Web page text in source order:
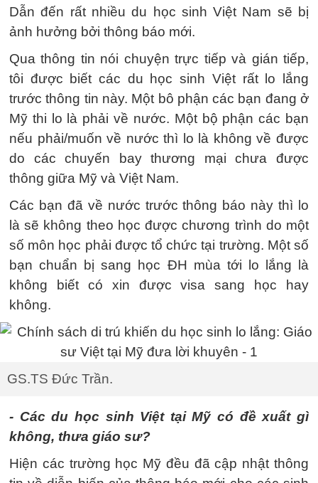
Dẫn đến rất nhiều du học sinh Việt Nam sẽ bị
ảnh hưởng bởi thông báo mới.
Qua thông tin nói chuyện trực tiếp và gián tiếp,
tôi được biết các du học sinh Việt rất lo lắng
trước thông tin này. Một bô phận các bạn đang ở
Mỹ thi lo là phải về nước. Một bộ phận các bạn
nếu phải/muốn về nước thì lo là không về được
do các chuyến bay thương mại chưa được
thông giữa Mỹ và Việt Nam.
Các bạn đã về nước trước thông báo này thì lo
là sẽ không theo học được chương trình do một
số môn học phải được tổ chức tại trường. Một số
bạn chuẩn bị sang học ĐH mùa tới lo lắng là
không biết có xin được visa sang học hay
không.
GS.TS Đức Trần.
- Các du học sinh Việt tại Mỹ có đề xuất gì
không, thưa giáo sư?
Hiện các trường học Mỹ đều đã cập nhật thông